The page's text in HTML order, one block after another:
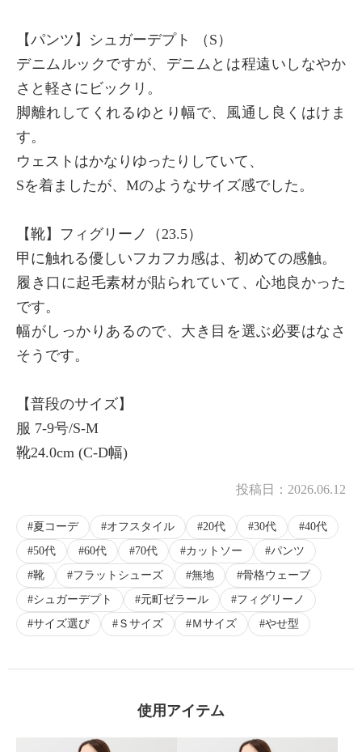
× 商品紹介
【パンツ】シュガーデプト （S）
デニムルックですが、デニムとは程遠いしなやか
さと軽さにビックリ。
脚離れしてくれるゆとり幅で、風通し良くはけま
す。
ウェストはかなりゆったりしていて、
Sを着ましたが、Mのようなサイズ感でした。
【靴】フィグリーノ（23.5）
甲に触れる優しいフカフカ感は、初めての感触。
履き口に起毛素材が貼られていて、心地良かった
です。
幅がしっかりあるので、大き目を選ぶ必要はなさ
そうです。
【普段のサイズ】
服 7-9号/S-M
靴24.0cm (C-D幅)
投稿日： 2026.06.12
夏コーデ オフスタイル 20代 30代
40代
50代
60代 70代 カットソー
パンツ
靴
フラットシューズ 無地
骨格ウェーブ
シュガーデプト
元町ゼラール
フィグリーノ
サイズ選び
Ｓサイズ Ｍサイズ やせ型
使用アイテム